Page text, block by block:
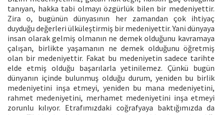
tanıyan, hakka tabi olmayı özgürlük bilen bir medeniyettir.
Zira o, bugünün dünyasının her zamandan çok ihtiyaç
duyduğu değerleri ülküleştirmiş bir medeniyettir. Yani dünyaya
insan olarak gelmiş olmanın ne demek olduğunu kavramaya
çalışan, birlikte yaşamanın ne demek olduğunu öğretmiş
olan bir medeniyettir. Fakat bu medeniyetin sadece tarihte
elde etmiş olduğu başarılarla yetinilemez. Çünkü bugün
dünyanın içinde bulunmuş olduğu durum, yeniden bu birlik
medeniyetini inşa etmeyi, yeniden bu mana medeniyetini,
rahmet medeniyetini, merhamet medeniyetini inşa etmeyi
zorunlu kılıyor. Etrafımızdaki coğrafyaya baktığımızda da